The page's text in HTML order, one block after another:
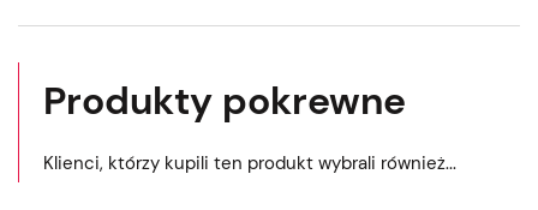
Produkty pokrewne
Klienci, którzy kupili ten produkt wybrali również...